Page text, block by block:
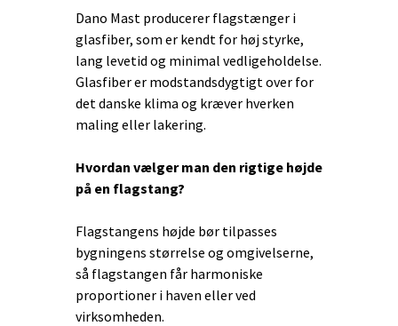
Dano Mast producerer flagstænger i
glasfiber, som er kendt for høj styrke,
lang levetid og minimal vedligeholdelse.
Glasfiber er modstandsdygtigt over for
det danske klima og kræver hverken
maling eller lakering.
Hvordan vælger man den rigtige højde
på en flagstang?
Flagstangens højde bør tilpasses
bygningens størrelse og omgivelserne,
så flagstangen får harmoniske
proportioner i haven eller ved
virksomheden.